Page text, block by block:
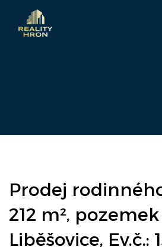
Prodej
212 m², pozemek
Liběšovice, Ev.č.: